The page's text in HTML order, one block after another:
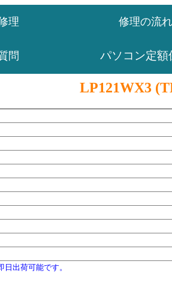
理 修理の流れ
問 パソコン定額
LP121WX3
出荷可能です。